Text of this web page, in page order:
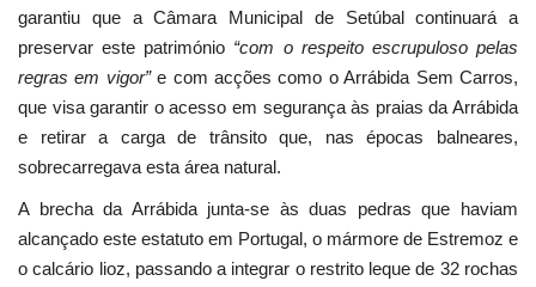
garantiu que a Câmara Municipal de Setúbal continuará a
preservar este património “com o respeito escrupuloso pelas
regras em vigor”e com acções como o Arrábida Sem Carros,
que visa garantir o acesso em segurança às praias da Arrábida
e retirar a carga de trânsito que, nas épocas balneares,
sobrecarregava esta área natural.
A brecha da Arrábida junta-se às duas pedras que haviam
alcançado este estatuto em Portugal, o mármore de Estremoz e
o calcário lioz, passando a integrar o restrito leque de 32 rochas